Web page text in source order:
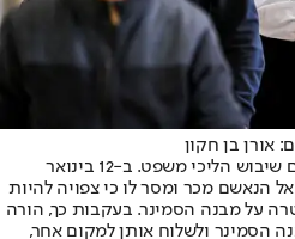
אורן בן חקון
אישום שני נגד רמתי מייחס לנאשם שיבוש הליכי משפט. ב-12 בינואר
הנאשם מכר ומסר לו כי צפויה להיות
על מבנה הסמינר. בעקבות כך, הורה
הסמינר ולשלוח אותן למקום אחר,